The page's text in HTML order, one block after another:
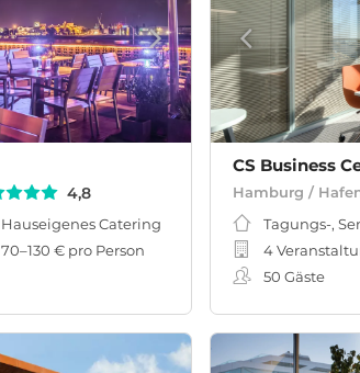
4,8
Hauseigenes Catering
70–130 € pro Person
CS Business
Hamburg /
Tagungs-,
4
50 Gäste